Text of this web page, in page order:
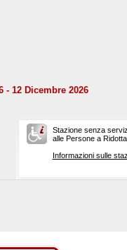
- 12 Dicembre 2026
Stazione senza
alle Persone a
Informazioni sulle